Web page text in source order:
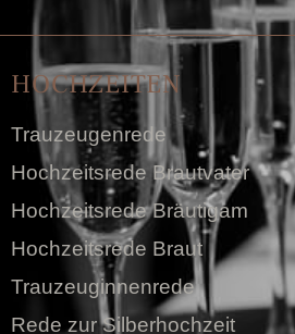
HOCHZEITEN
Trauzeugenrede
Hochzeitsrede Brautvater
Hochzeitsrede Bräutigam
Hochzeitsrede Braut
Trauzeuginnenrede
Rede zur Silberhochzeit